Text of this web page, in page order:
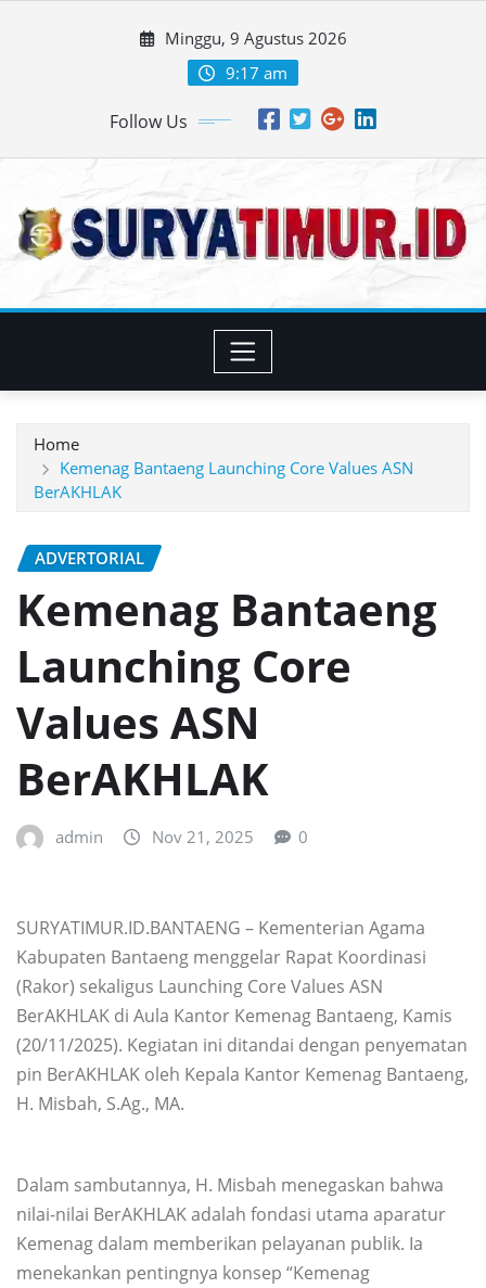
Minggu, 9 Agustus 2026
9:17 am
Follow Us
Home
Kemenag Bantaeng Launching Core Values ASN
BerAKHLAK
ADVERTORIAL
Kemenag Bantaeng
Launching Core
Values ASN
BerAKHLAK
admin Nov 21, 2025 0
SURYATIMUR.ID.BANTAENG – Kementerian Agama
Kabupaten Bantaeng menggelar Rapat Koordinasi
(Rakor) sekaligus Launching Core Values ASN
BerAKHLAK di Aula Kantor Kemenag Bantaeng, Kamis
(20/11/2025). Kegiatan ini ditandai dengan penyematan
pin BerAKHLAK oleh Kepala Kantor Kemenag Bantaeng,
H. Misbah, S.Ag., MA.
Dalam sambutannya, H. Misbah menegaskan bahwa
nilai-nilai BerAKHLAK adalah fondasi utama aparatur
Kemenag dalam memberikan pelayanan publik. Ia
menekankan pentingnya konsep “Kemenag